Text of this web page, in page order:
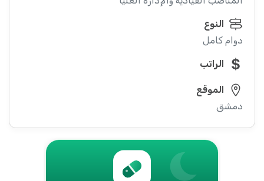
النوع
دوام كامل
الراتب
الموقع
دمشق